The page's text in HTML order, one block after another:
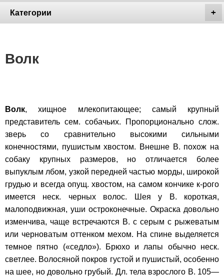
Категории
Волк
Волк, хищное млекопитающее; самый крупный
представитель сем. собачьих. Пропорционально слож.
зверь со сравнительно высокими сильными
конечностями, пушистым хвостом. Внешне В. похож на
собаку крупных размеров, но отличается более
выпуклым лбом, узкой передней частью морды, широкой
грудью и всегда опущ. хвостом, на самом кончике к-рого
имеется неск. черных волос. Шея у В. короткая,
малоподвижная, уши остроконечные. Окраска довольно
изменчива, чаще встречаются В. с серым с рыжеватым
или черноватым оттенком мехом. На спине выделяется
темное пятно («седло»). Брюхо и лапы обычно неск.
светлее. Волосяной покров густой и пушистый, особенно
на шее, но довольно грубый. Дл. тела взрослого В. 105—